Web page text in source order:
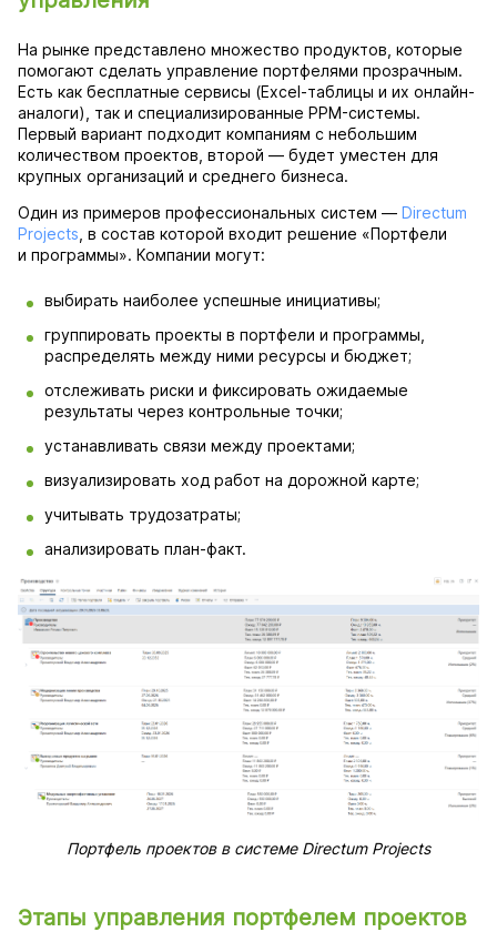
На рынке представлено множество продуктов, которые
помогают сделать управление портфелями прозрачным.
Есть как бесплатные сервисы (Excel-таблицы и их онлайн-
аналоги), так и специализированные PPM-системы.
Первый вариант подходит компаниям с небольшим
количеством проектов, второй — будет уместен для
крупных организаций и среднего бизнеса.
Один из примеров профессиональных систем — Directum
Projects, в состав которой входит решение «Портфели
и программы». Компании могут:
выбирать наиболее успешные инициативы;
группировать проекты в портфели и программы,
распределять между ними ресурсы и бюджет;
отслеживать риски и фиксировать ожидаемые
результаты через контрольные точки;
устанавливать связи между проектами;
визуализировать ход работ на дорожной карте;
учитывать трудозатраты;
анализировать план-факт.
Портфель проектов в системе Directum Projects
Этапы управления портфелем проектов